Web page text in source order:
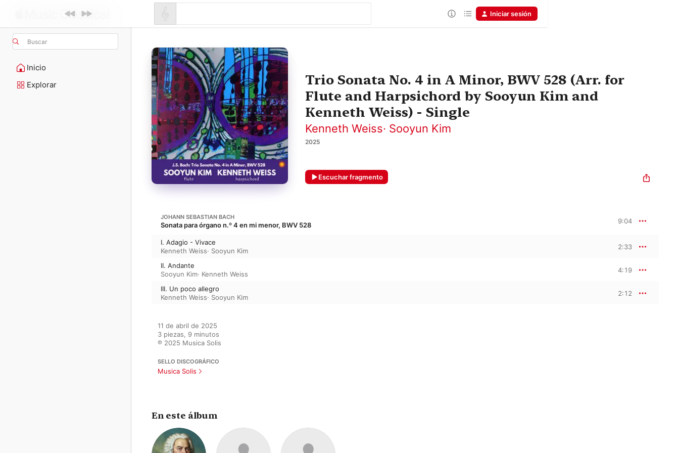
Buscar
Inicio
Explorar
Iniciar sesión
Trio Sonata No. 4 in A Minor, BWV 528 (Arr. for
Flute and Harpsichord by Sooyun Kim and
Kenneth Weiss) - Single
Kenneth Weiss· Sooyun Kim
2025
Escuchar fragmento
JOHANN SEBASTIAN BACH
Sonata para órgano n.º 4 en mi menor, BWV 528 9:04
I. Adagio - Vivace
Kenneth Weiss· Sooyun Kim 2:33
II. Andante
Sooyun Kim· Kenneth Weiss 4:19
III. Un poco allegro
Kenneth Weiss· Sooyun Kim 2:12
11 de abril de 2025
3 piezas, 9 minutos
℗ 2025 Musica Solis
SELLO DISCOGRÁFICO
Musica Solis
En este álbum